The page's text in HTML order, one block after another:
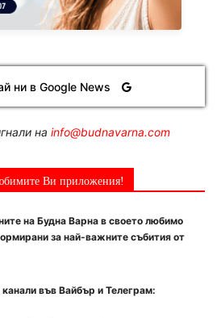
ни в Google News
на info@budnavarna.com
Ви приложения!
на Будна Варна в своето любимо
за най-важните събития от
във Вайбър и Телеграм: